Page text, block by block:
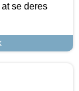
se deres